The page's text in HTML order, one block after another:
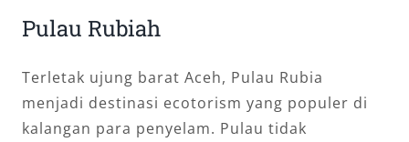
Pulau Rubiah
Terletak ujung barat Aceh, Pulau Rubia
menjadi destinasi ecotorism yang populer di
kalangan para penyelam. Pulau tidak